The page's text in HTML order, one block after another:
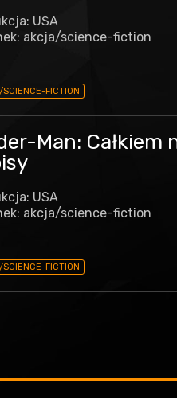
USA
akcja/science-fiction
FICTION
Man: Całkiem
USA
akcja/science-fiction
FICTION